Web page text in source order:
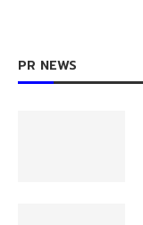
PR NEWS